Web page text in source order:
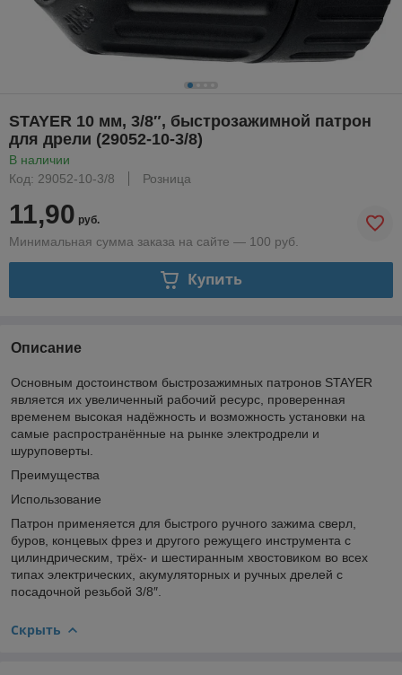
STAYER 10 мм, 3/8″, быстрозажимной патрон
для дрели (29052-10-3/8)
В наличии
Код: 29052-10-3/8
Розница
11,90 руб.
Минимальная сумма заказа на сайте — 100 руб.
Купить
Описание
Основным достоинством быстрозажимных патронов STAYER
является их увеличенный рабочий ресурс, проверенная
временем высокая надёжность и возможность установки на
самые распространённые на рынке электродрели и
шуруповерты.
Преимущества
Использование
Патрон применяется для быстрого ручного зажима сверл,
буров, концевых фрез и другого режущего инструмента с
цилиндрическим, трёх- и шестиранным хвостовиком во всех
типах электрических, акумуляторных и ручных дрелей с
посадочной резьбой 3/8″.
Скрыть